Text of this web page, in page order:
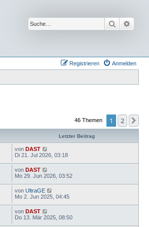
Suche
Anmelden
Registrieren
46 Themen 1 2
Letzter Beitrag
von DAST
Di 21. Jul 2026, 03:18
von DAST
Mo 29. Jun 2026, 03:52
von UltraGE
Mo 2. Jun 2025, 04:45
von DAST
Do 13. Mär 2025, 08:50